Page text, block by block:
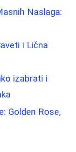
Naslaga:
i Lična
izabrati i
Golden Rose,